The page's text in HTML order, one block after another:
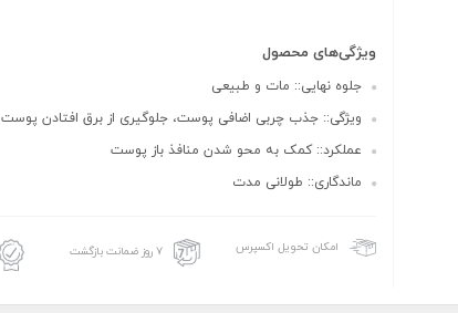
ویژگی‌های محصول
جلوه نهایی:: مات و طبیعی
ویژگی:: جذب چربی اضافی پوست، جلوگیری از برق افتادن پوست
عملکرد:: کمک به محو شدن منافذ باز پوست
ماندگاری:: طولانی‌ مدت
امکان تحویل اکسپرس ۷ روز ضمانت بازگشت